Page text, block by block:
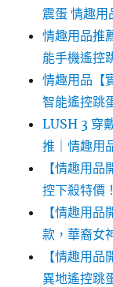
震蛋 情趣
情趣用品推
能手機遙控
情趣用品【
智能遙控跳
LUSH 3 穿
推｜情趣用
【情趣用
控下殺特價！
【情趣用
款，華裔女
【情趣用
異地遙控跳